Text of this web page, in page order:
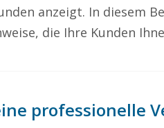
anzeigt. In diesem
die Ihre Kunden
professionelle